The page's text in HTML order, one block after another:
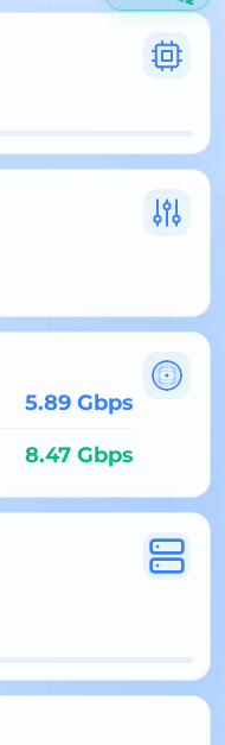
5.89 Gbps
8.47 Gbps